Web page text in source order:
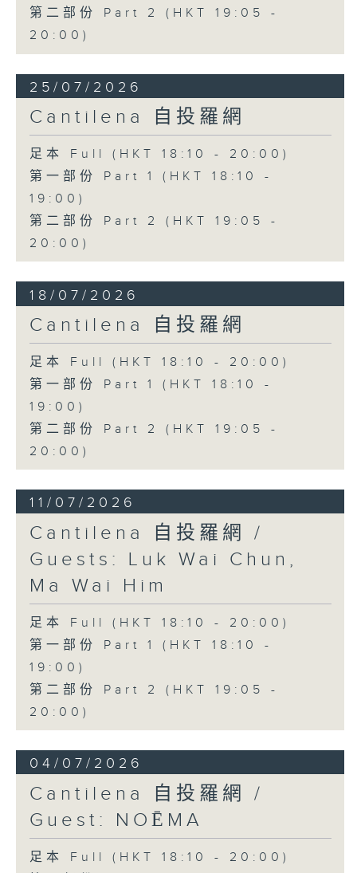
第二部份 Part 2 (HKT 19:05 -
20:00)
25/07/2026
Cantilena 自投羅網
足本 Full (HKT 18:10 - 20:00)
第一部份 Part 1 (HKT 18:10 -
19:00)
第二部份 Part 2 (HKT 19:05 -
20:00)
18/07/2026
Cantilena 自投羅網
足本 Full (HKT 18:10 - 20:00)
第一部份 Part 1 (HKT 18:10 -
19:00)
第二部份 Part 2 (HKT 19:05 -
20:00)
11/07/2026
Cantilena 自投羅網 /
Guests: Luk Wai Chun,
Ma Wai Him
足本 Full (HKT 18:10 - 20:00)
第一部份 Part 1 (HKT 18:10 -
19:00)
第二部份 Part 2 (HKT 19:05 -
20:00)
04/07/2026
Cantilena 自投羅網 /
Guest: NOĒMA
足本 Full (HKT 18:10 - 20:00)